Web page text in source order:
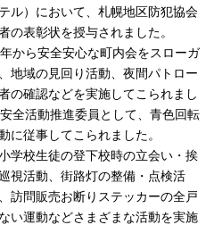
ル）において、札幌地区防犯協会
の表彰状を授与されました。
から安全安心な町内会をスローガ
地域の見回り活動、夜間パトロー
の確認などを実施してこられまし
全活動推進委員として、青色回転
に従事してこられました。
学校生徒の登下校時の立会い・挨
視活動、街路灯の整備・点検活
訪問販売お断りステッカーの全戸
い運動などさまざまな活動を実施